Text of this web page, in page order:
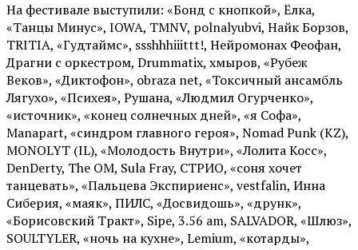
На фестивале выступили: «Бонд с кнопкой», Ёлка,
«Танцы Минус», IOWA, TMNV, polnalyubvi, Найк Борзов,
TRITIA, «Гудтаймс», ssshhhiiittt!, Нейромонах Феофан,
Драгни с оркестром, Drummatix, хмыров, «Рубеж
Веков», «Диктофон», obraza net, «Токсичный ансамбль
Лягухо», «Психея», Рушана, «Людмил Огурченко»,
«источник», «конец солнечных дней», «я Софа»,
Manapart, «синдром главного героя», Nomad Punk (KZ),
MONOLYT (IL), «Молодость Внутри», «Лолита Косс»,
DenDerty, The OM, Sula Fray, СТРИО, «соня хочет
танцевать», «Пальцева Экспириенс», vestfalin, Инна
Сиберия, «маяк», ПИЛС, «Досвидошь», «друнк»,
«Борисовский Тракт», Sipe, 3.56 am, SALVADOR, «Шлюз»,
SOULTYLER, «ночь на кухне», Lemium, «котарды»,